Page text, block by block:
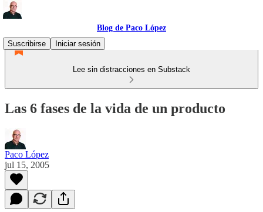
Blog de Paco López
Suscribirse
Iniciar sesión
Lee sin distracciones en Substack
Las 6 fases de la vida de un producto
Paco López
jul 15, 2005